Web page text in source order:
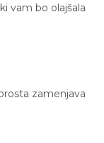
vam bo olajšala
zamenjava